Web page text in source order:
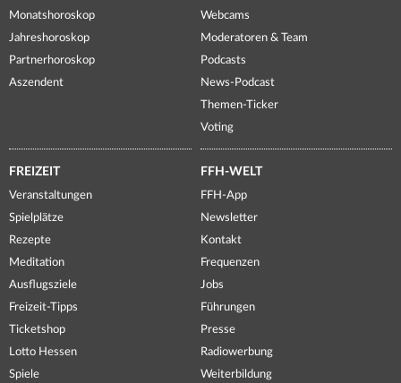
Monatshoroskop
Jahreshoroskop
Partnerhoroskop
Aszendent
Webcams
Moderatoren & Team
Podcasts
News-Podcast
Themen-Ticker
Voting
FREIZEIT
Veranstaltungen
Spielplätze
Rezepte
Meditation
Ausflugsziele
Freizeit-Tipps
Ticketshop
Lotto Hessen
Spiele
FFH-WELT
FFH-App
Newsletter
Kontakt
Frequenzen
Jobs
Führungen
Presse
Radiowerbung
Weiterbildung